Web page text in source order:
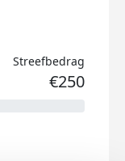
Streefbedrag
€250